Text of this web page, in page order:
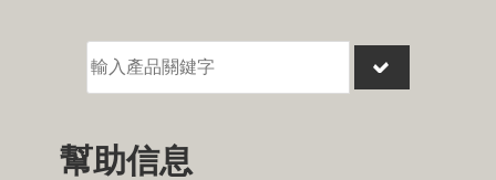
幫助信息